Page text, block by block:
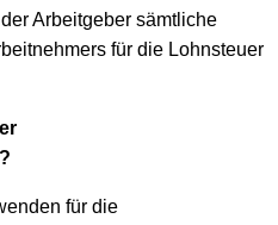
Arbeitgeber sämtliche
für die Lohnsteuer
für die